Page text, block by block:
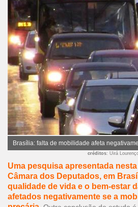
Brasília: falta de mobilidade afeta
créditos: Uirá
Uma pesquisa apresentada
Câmara dos Deputados, em
qualidade de vida e o bem-estar
afetados negativamente se a